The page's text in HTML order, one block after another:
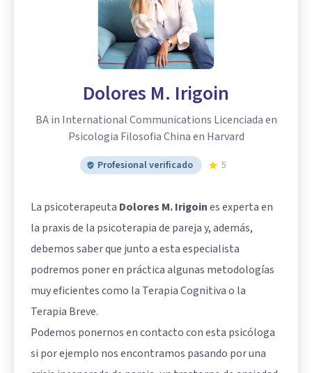
Dolores M. Irigoin
BA in International Communications Licenciada en
Psicologia Filosofia China en Harvard
Profesional verificado 5
La psicoterapeuta Dolores M. Irigoines experta en
la praxis de la psicoterapia de pareja y, además,
debemos saber que junto a esta especialista
podremos poner en práctica algunas metodologías
muy eficientes como la Terapia Cognitiva o la
Terapia Breve.
Podemos ponernos en contacto con esta psicóloga
si por ejemplo nos encontramos pasando por una